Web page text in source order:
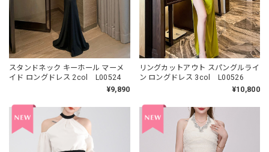
スタンドネック キーホール マーメ
イド ロングドレス 2col L00524
¥9,890
リングカットアウト スパングルライ
ン ロングドレス 3col L00526
¥10,800